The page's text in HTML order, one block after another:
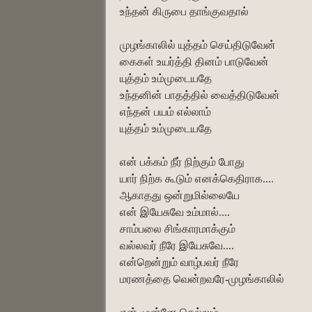
உந்தன் கிருபை தாங்குவதால்
முழங்காலில் யுத்தம் செய்திடுவேன்
கைகள் உயர்த்தி தினம் பாடுவேன்
யுத்தம் உம்முடையதே
உந்தனின் பாதத்தில் வைத்திடுவேன்
எந்தன் பயம் எல்லாம்
யுத்தம் உம்முடையதே
என் பக்கம் நீர் நிற்கும் போது
யார் நிற்க கூடும் எனக்கெதிராக....
ஆகாதது ஒன்றுமில்லையே
என் இயேசுவே உம்மால்....
சாம்பலை சிங்காரமாக்கும்
வல்லவர் நீரே இயேசுவே....
என்றென்றும் வாழ்பவர் நீரே
மரணத்தை வென்றவரே-முழங்காலில்